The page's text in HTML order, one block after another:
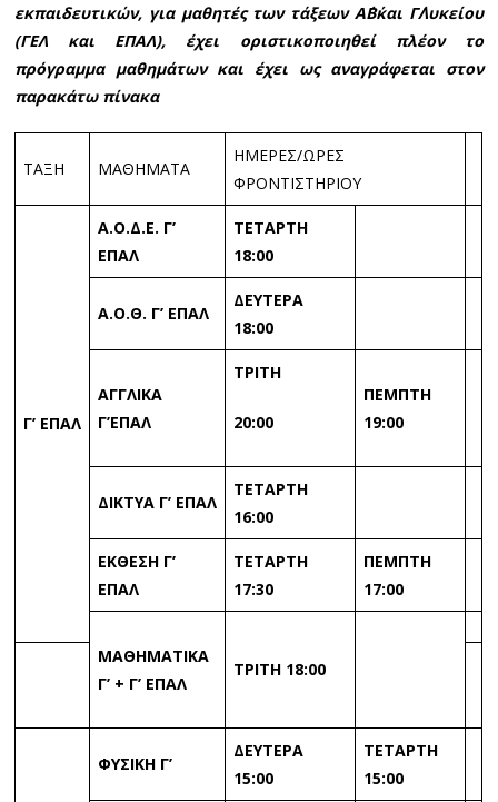
εκπαιδευτικών, για μαθητές των τάξεων Α΄Β΄και Γ΄Λυκείου
(ΓΕΛ και ΕΠΑΛ), έχει οριστικοποιηθεί πλέον το
πρόγραμμα μαθημάτων και έχει ως αναγράφεται στον
παρακάτω πίνακα
ΤΑΞΗ ΜΑΘΗΜΑΤΑ
ΗΜΕΡΕΣ/ΩΡΕΣ
ΦΡΟΝΤΙΣΤΗΡΙΟΥ
Γ’ ΕΠΑΛ
Α.Ο.Δ.Ε. Γ’
ΕΠΑΛ
ΤΕΤΑΡΤΗ
18:00
Α.Ο.Θ. Γ’ ΕΠΑΛ
ΔΕΥΤΕΡΑ
18:00
ΑΓΓΛΙΚΑ
Γ’ΕΠΑΛ
ΤΡΙΤΗ
20:00
ΠΕΜΠΤΗ
19:00
ΔΙΚΤΥΑ Γ’ ΕΠΑΛ
ΤΕΤΑΡΤΗ
16:00
ΕΚΘΕΣΗ Γ’
ΕΠΑΛ
ΤΕΤΑΡΤΗ
17:30
ΠΕΜΠΤΗ
17:00
ΜΑΘΗΜΑΤΙΚΑ
Γ’ + Γ’ ΕΠΑΛ
ΤΡΙΤΗ 18:00
ΦΥΣΙΚΗ Γ’
ΔΕΥΤΕΡΑ
15:00
ΤΕΤΑΡΤΗ
15:00